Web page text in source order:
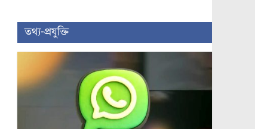
তথ্য-প্রযুক্তি